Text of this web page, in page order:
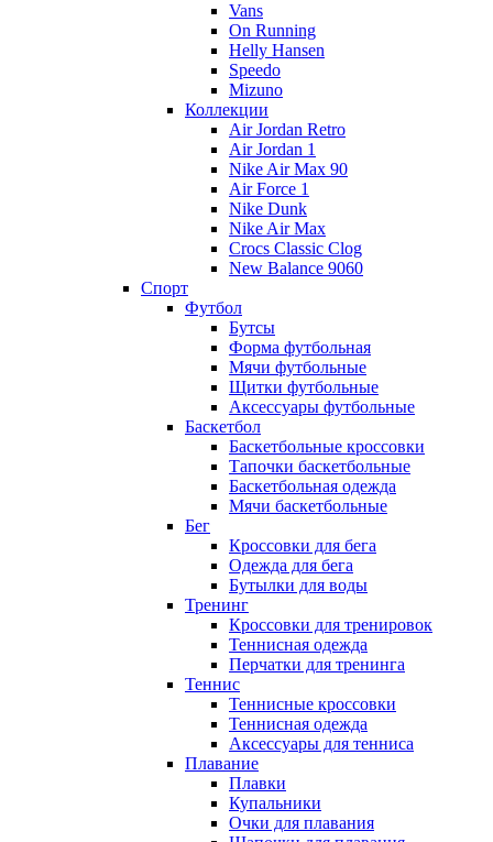
Vans
On Running
Helly Hansen
Speedo
Mizuno
Коллекции
Air Jordan Retro
Air Jordan 1
Nike Air Max 90
Air Force 1
Nike Dunk
Nike Air Max
Crocs Classic Clog
New Balance 9060
Спорт
Футбол
Бутсы
Форма футбольная
Мячи футбольные
Щитки футбольные
Аксессуары футбольные
Баскетбол
Баскетбольные кроссовки
Тапочки баскетбольные
Баскетбольная одежда
Мячи баскетбольные
Бег
Кроссовки для бега
Одежда для бега
Бутылки для воды
Тренинг
Кроссовки для тренировок
Теннисная одежда
Перчатки для тренинга
Теннис
Теннисные кроссовки
Теннисная одежда
Аксессуары для тенниса
Плавание
Плавки
Купальники
Очки для плавания